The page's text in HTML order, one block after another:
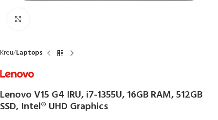
Kreu Laptops
Lenovo V15 G4 IRU, i7-1355U, 16GB RAM, 512GB
SSD, Intel® UHD Graphics